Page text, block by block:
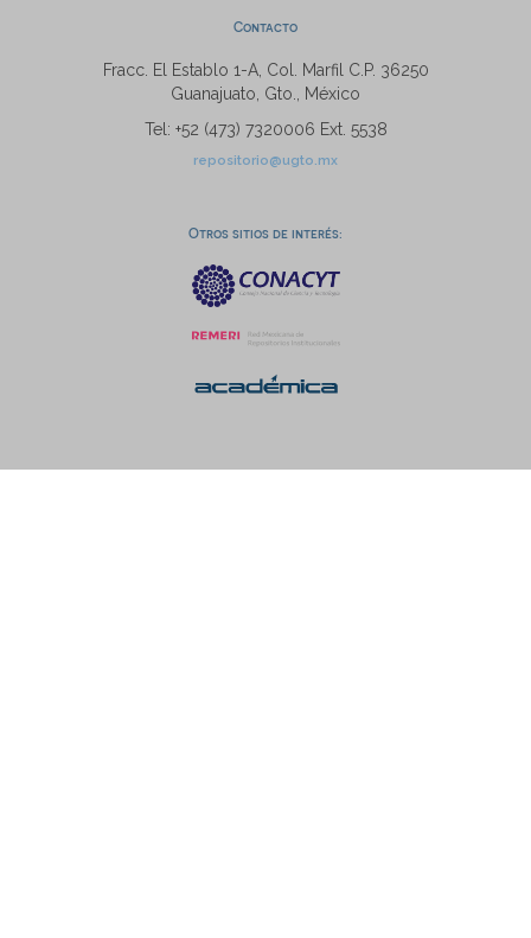
Contacto
Fracc. El Establo 1-A, Col. Marfil C.P. 36250
Guanajuato, Gto., México
Tel: +52 (473) 7320006 Ext. 5538
repositorio@ugto.mx
Otros sitios de interés: